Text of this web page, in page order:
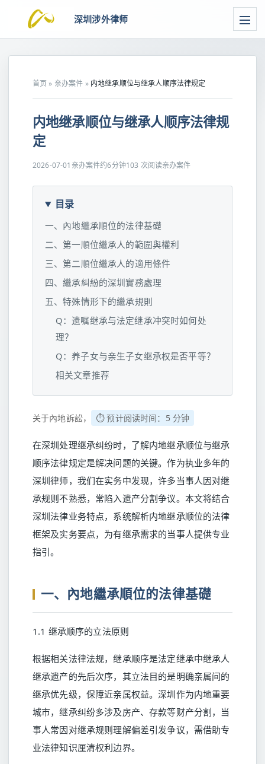
深圳涉外律师
首页 » 亲办案件 » 内地继承顺位与继承人顺序法律规定
内地继承顺位与继承人顺序法律规
定
2026-07-01 亲办案件约6分钟103 次阅读亲办案件
目录
一、內地繼承順位的法律基礎
二、第一順位繼承人的範圍與權利
三、第二順位繼承人的適用條件
四、繼承糾紛的深圳實務處理
五、特殊情形下的繼承規則
Q：遗嘱继承与法定继承冲突时如何处
理？
Q：养子女与亲生子女继承权是否平等？
相关文章推荐
关于內地訴訟， ⏱️ 预计阅读时间：5 分钟
在深圳处理继承纠纷时，了解内地继承顺位与继承
顺序法律规定是解决问题的关键。作为执业多年的
深圳律师，我们在实务中发现，许多当事人因对继
承规则不熟悉，常陷入遗产分割争议。本文将结合
深圳法律业务特点，系统解析内地继承顺位的法律
框架及实务要点，为有继承需求的当事人提供专业
指引。
一、內地繼承順位的法律基礎
1.1 继承顺序的立法原则
根据相关法律法规，继承顺序是法定继承中继承人
继承遗产的先后次序，其立法目的是明确亲属间的
继承优先级，保障近亲属权益。深圳作为内地重要
城市，继承纠纷多涉及房产、存款等财产分割，当
事人常因对继承规则理解偏差引发争议，需借助专
业法律知识厘清权利边界。